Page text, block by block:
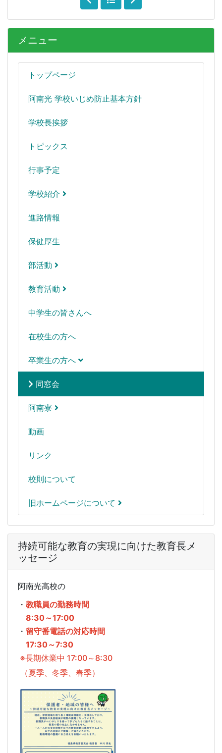
メニュー
トップページ
阿南光 学校いじめ防止基本方針
学校長挨拶
トピックス
行事予定
学校紹介
進路情報
保健厚生
部活動
教育活動
中学生の皆さんへ
在校生の方へ
卒業生の方へ
同窓会
阿南寮
動画
リンク
校則について
旧ホームページについて
持続可能な教育の実現に向けた教育長メ
ッセージ
阿南光高校の
・ 教職員の勤務時間
8:30～17:00
・ 留守番電話の対応時間
17:30～7:30
※長期休業中 17:00～8:30
（夏季、冬季、春季）